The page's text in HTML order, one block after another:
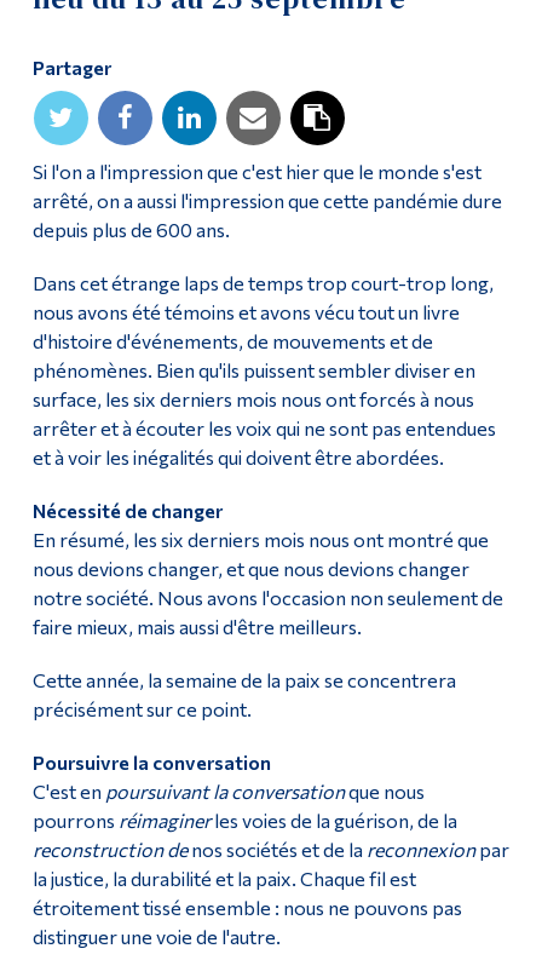
Partager
Si l'on a l'impression que c'est hier que le monde s'est
arrêté, on a aussi l'impression que cette pandémie dure
depuis plus de 600 ans.
Dans cet étrange laps de temps trop court-trop long,
nous avons été témoins et avons vécu tout un livre
d'histoire d'événements, de mouvements et de
phénomènes. Bien qu'ils puissent sembler diviser en
surface, les six derniers mois nous ont forcés à nous
arrêter et à écouter les voix qui ne sont pas entendues
et à voir les inégalités qui doivent être abordées.
Nécessité de changer
En résumé, les six derniers mois nous ont montré que
nous devions changer, et que nous devions changer
notre société. Nous avons l'occasion non seulement de
faire mieux, mais aussi d'être meilleurs.
Cette année, la semaine de la paix se concentrera
précisément sur ce point.
Poursuivre la conversation
C'est en poursuivant la conversationque nous
pourrons réimaginerles voies de la guérison, de la
reconstruction denos sociétés et de la reconnexionpar
la justice, la durabilité et la paix. Chaque fil est
étroitement tissé ensemble : nous ne pouvons pas
distinguer une voie de l'autre.